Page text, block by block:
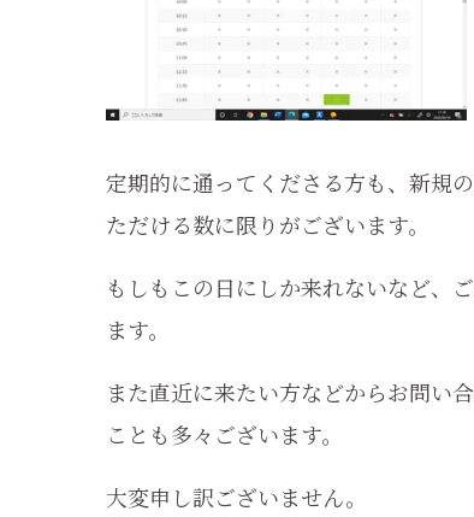
定期的に通ってくださる方も、新規
ただける数に限りがございます。
もしもこの日にしか来れないなど、
ます。
また直近に来たい方などからお問い
ことも多々ございます。
大変申し訳ございません。